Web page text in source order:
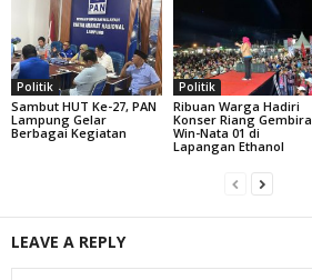
Politik
Sambut HUT Ke-27, PAN
Lampung Gelar
Berbagai Kegiatan
Politik
Ribuan Warga Hadiri
Konser Riang Gembira
Win-Nata 01 di
Lapangan Ethanol
LEAVE A REPLY